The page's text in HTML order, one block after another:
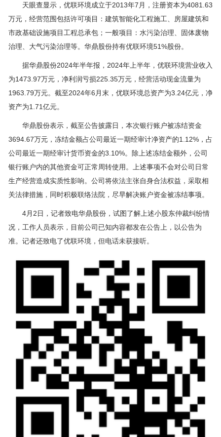
天眼查显示，优联环境成立于2013年7月，注册资本为4081.63
万元，经营范围包括许可项目：建筑智能化工程施工、房屋建筑和
市政基础设施项目工程总承包；一般项目：水污染治理、固体废物
治理、大气污染治理等。华鼎股份持有优联环境51%股份。
据华鼎股份2024年半年报，2024年上半年，优联环境营业收入
为1473.97万元，净利润亏损225.35万元，经营活动现金流量为
1963.79万元。截至2024年6月末，优联环境总资产为3.24亿元，净
资产为1.71亿元。
华鼎股份表示，截至公告披露日，本次银行账户被冻结资金
3694.67万元，冻结金额占公司最近一期经审计净资产的1.12%，占
公司最近一期经审计货币资金的3.10%。除上述冻结金额外，公司
银行账户内的其他资金可正常周转使用。上述事项不会对公司日常
生产经营造成实质性影响。公司将依法主张自身合法权益，采取相
关法律措施，同时积极联络法院，尽早解决账户资金被冻结事项。
4月2日，记者致电华鼎股份，试图了解上述小股东仲裁纠纷情
况，工作人员表示，目前公司已知内容都发在公告上，以公告为
准。记者还致电了优联环境，但电话未获接听。